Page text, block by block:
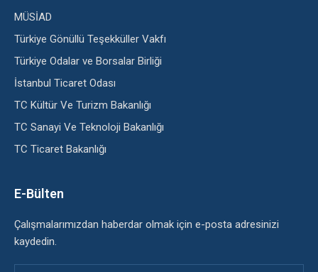
MÜSİAD
Türkiye Gönüllü Teşekküller Vakfı
Türkiye Odalar ve Borsalar Birliği
İstanbul Ticaret Odası
TC Kültür Ve Turizm Bakanlığı
TC Sanayi Ve Teknoloji Bakanlığı
TC Ticaret Bakanlığı
E-Bülten
Çalışmalarımızdan haberdar olmak için e-posta adresinizi
kaydedin.